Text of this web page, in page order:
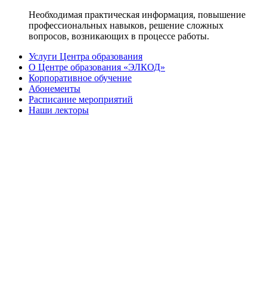
Необходимая практическая информация, повышение
профессиональных навыков, решение сложных
вопросов, возникающих в процессе работы.
Услуги Центра образования
О Центре образования «ЭЛКОД»
Корпоративное обучение
Абонементы
Расписание мероприятий
Наши лекторы